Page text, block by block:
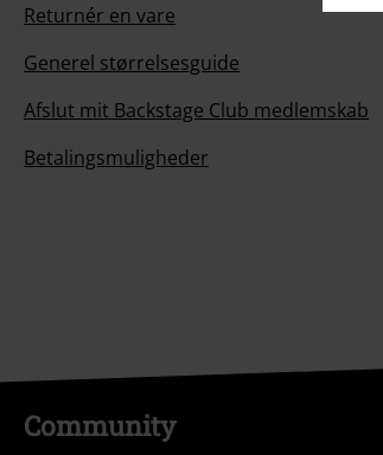
Returnér en vare
Generel størrelsesguide
Afslut mit Backstage Club medlemskab
Betalingsmuligheder
Community